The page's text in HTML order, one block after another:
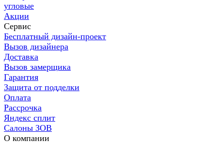
угловые
Акции
Сервис
Бесплатный дизайн-проект
Вызов дизайнера
Доставка
Вызов замерщика
Гарантия
Защита от подделки
Оплата
Рассрочка
Яндекс сплит
Салоны ЗОВ
О компании